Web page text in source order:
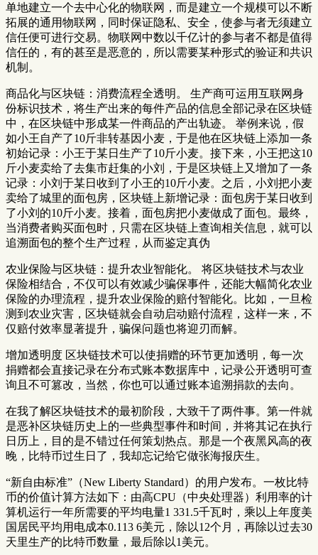
单地建立一个去中心化的物联网，而是建立一个规模可以不断
拓展的通用物联网，同时保证隐私、安全，使参与者无须建立
信任便可进行交易。物联网中数以千亿计的参与者不都是值得
信任的，有的甚至是恶意的，所以需要某种形式的验证和共识
机制。
商品化与区块链：消费流程全透明。 生产商可运用互联网身
份标识技术，将生产出来的每件产品的信息全部记录在区块链
中，在区块链中形成某一件商品的产出轨迹。 举例来说，假
如小王自产了10斤非转基因小麦，于是他在区块链上添加一条
初始记录：小王于某日生产了10斤小麦。接下来，小王把这10
斤小麦卖给了去集市赶集的小刘，于是区块链上又增加了一条
记录：小刘于某日收到了小王的10斤小麦。之后，小刘把小麦
卖给了城里的面包房，区块链上新增记录：面包房于某日收到
了小刘的10斤小麦。接着，面包房把小麦做成了面包。最终，
当消费者购买面包时，只需在区块链上查询相关信息，就可以
追溯面包的整个生产过程，从而鉴定真伪
农业保险与区块链：提升农业智能化。 将区块链技术与农业
保险相结合，不仅可以有效减少骗保事件，还能大幅简化农业
保险的办理流程，提升农业保险的赔付智能化。比如，一旦检
测到农业灾害，区块链就会自动启动赔付流程，这样一来，不
仅赔付效率显著提升，骗保问题也将迎刃而解。
增加透明度 区块链技术可以使捐赠的环节更加透明，每一次
捐赠都会直接记录在分布式账本数据库中，记录公开透明可查
询且不可篡改，当然，你也可以通过账本追溯捐款的去向。
在我了解区块链技术的最初阶段，大致干了两件事。第一件就
是恶补区块链历史上的一些典型事件和时间，并将其记在执行
日历上，目的是不错过任何策划热点。那是一个夜黑风高的夜
晚，比特币过生日了，我却忘记给它做张海报庆生。
“新自由标准”（New Liberty Standard）的用户发布。一枚比特
币的价值计算方法如下：由高CPU（中央处理器）利用率的计
算机运行一年所需要的平均电量1 331.5千瓦时，乘以上年度美
国居民平均用电成本0.113 6美元，除以12个月，再除以过去30
天里生产的比特币数量，最后除以1美元。